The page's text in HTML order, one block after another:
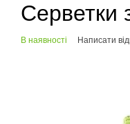
Серветки
В наявності Написати